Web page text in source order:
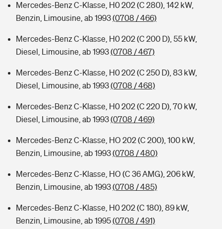
Kinderunfall-Check: Mehr Sicherheit für deine Kids
Typklassen: So ist Ihr Auto eingestuft
Sie haben Fragen?
Mercedes-Benz C-Klasse, H0 202 (C 280), 142 kW,
Benzin, Limousine, ab 1993(0708 / 466)
Mercedes-Benz C-Klasse, H0 202 (C 200 D), 55 kW,
Diesel, Limousine, ab 1993(0708 / 467)
Mercedes-Benz C-Klasse, H0 202 (C 250 D), 83 kW,
Diesel, Limousine, ab 1993(0708 / 468)
Mercedes-Benz C-Klasse, H0 202 (C 220 D), 70 kW,
Diesel, Limousine, ab 1993(0708 / 469)
Mercedes-Benz C-Klasse, HO 202 (C 200), 100 kW,
Benzin, Limousine, ab 1993(0708 / 480)
Mercedes-Benz C-Klasse, HO (C 36 AMG), 206 kW,
Benzin, Limousine, ab 1993(0708 / 485)
Mercedes-Benz C-Klasse, H0 202 (C 180), 89 kW,
Benzin, Limousine, ab 1995(0708 / 491)